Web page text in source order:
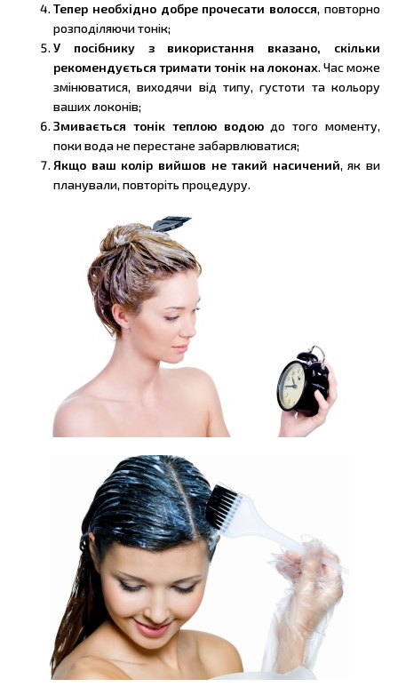
Тепер необхідно добре прочесати волосся, повторно
розподіляючи тонік;
У посібнику з використання вказано, скільки
рекомендується тримати тонік на локонах. Час може
змінюватися, виходячи від типу, густоти та кольору
ваших локонів;
Змивається тонік теплою водоюдо того моменту,
поки вода не перестане забарвлюватися;
Якщо ваш колір вийшов не такий насичений, як ви
планували, повторіть процедуру.